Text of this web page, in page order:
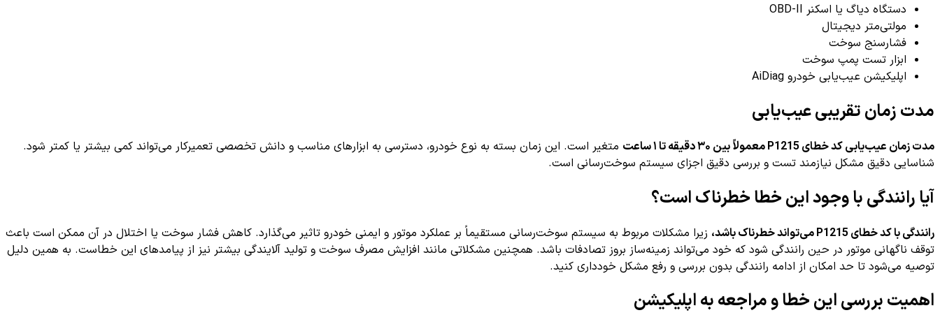
دستگاه دیاگ یا اسکنر OBD-II
مولتی‌متر دیجیتال
فشارسنج سوخت
ابزار تست پمپ سوخت
اپلیکیشن عیب‌یابی خودرو AiDiag
مدت زمان تقریبی عیب‌یابی
مدت زمان عیب‌یابی کد خطای P1215 معمولاً بین ۳۰ دقیقه تا ۱ ساعت
متغیر است. این زمان بسته به نوع خودرو، دسترسی به ابزارهای مناسب و دانش تخصصی تعمیرکار می‌تواند کمی بیشتر یا کمتر شود.
شناسایی دقیق مشکل نیازمند تست و بررسی دقیق اجزای سیستم سوخت‌رسانی است.
آیا رانندگی با وجود این خطا خطرناک است؟
رانندگی با کد خطای P1215 می‌تواند خطرناک باشد،
زیرا مشکلات مربوط به سیستم سوخت‌رسانی مستقیماً بر عملکرد موتور و ایمنی خودرو تاثیر می‌گذارد. کاهش فشار سوخت یا اختلال در آن ممکن است باعث
توقف ناگهانی موتور در حین رانندگی شود که خود می‌تواند زمینه‌ساز بروز تصادفات باشد. همچنین مشکلاتی مانند افزایش مصرف سوخت و تولید آلایندگی بیشتر نیز از پیامدهای این خطاست. به همین دلیل
توصیه می‌شود تا حد امکان از ادامه رانندگی بدون بررسی و رفع مشکل خودداری کنید.
اهمیت بررسی این خطا و مراجعه به اپلیکیشن